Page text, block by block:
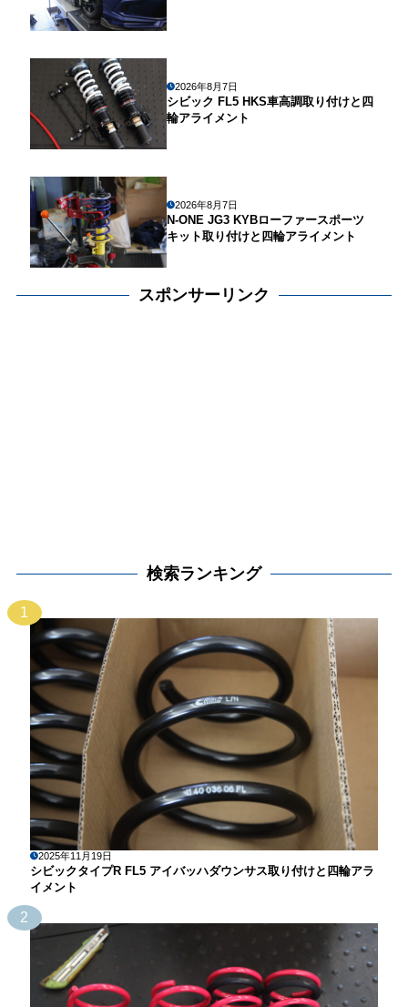
2026年8月7日
シビック FL5 HKS車高調取り付けと四
輪アライメント
2026年8月7日
N-ONE JG3 KYBローファースポーツ
キット取り付けと四輪アライメント
スポンサーリンク
検索ランキング
1
2025年11月19日
シビックタイプR FL5 アイバッハダウンサス取り付けと四輪アラ
イメント
2